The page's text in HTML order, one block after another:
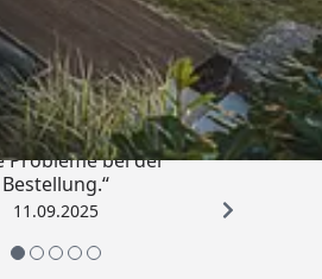
Shops
5,00/ 5
Probleme bei der
Bestellung.“
11.09.2025